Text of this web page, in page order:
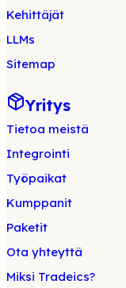
Kehittäjät
LLMs
Sitemap
Yritys
Tietoa meistä
Integrointi
Työpaikat
Kumppanit
Paketit
Ota yhteyttä
Miksi Tradeics?